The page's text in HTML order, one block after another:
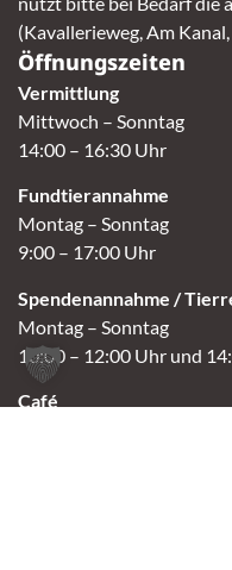
(Kavallerieweg, Am
Öffnungszeiten
Vermittlung
Mittwoch – Sonntag
14:00 – 16:30 Uhr
Fundtierannahme
Montag – Sonntag
9:00 – 17:00 Uhr
Spendenannahme /
Montag – Sonntag
10:00 – 12:00 Uhr und
Café